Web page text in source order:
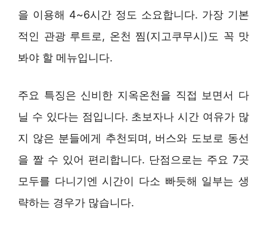
을 이용해 4~6시간 정도 소요합니다. 가장 기본
적인 관광 루트로, 온천 찜(지고쿠무시)도 꼭 맛
봐야 할 메뉴입니다.
주요 특징은 신비한 지옥온천을 직접 보면서 다
닐 수 있다는 점입니다. 초보자나 시간 여유가 많
지 않은 분들에게 추천되며, 버스와 도보로 동선
을 짤 수 있어 편리합니다. 단점으로는 주요 7곳
모두를 다니기엔 시간이 다소 빠듯해 일부는 생
략하는 경우가 많습니다.